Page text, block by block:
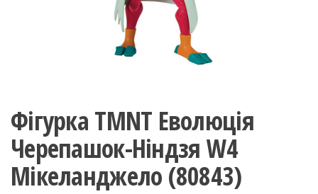
Фігурка TMNT Еволюція
Черепашок-Ніндзя W4
Мікеланджело (80843)